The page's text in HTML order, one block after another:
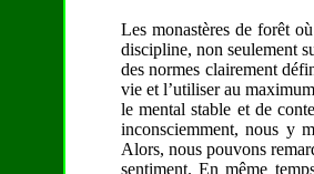
Les monastères de forêt
discipline, non seulement
des normes clairement
vie et l’utiliser au
le mental stable et de
inconsciemment, nous y
Alors, nous pouvons
sentiment. En même